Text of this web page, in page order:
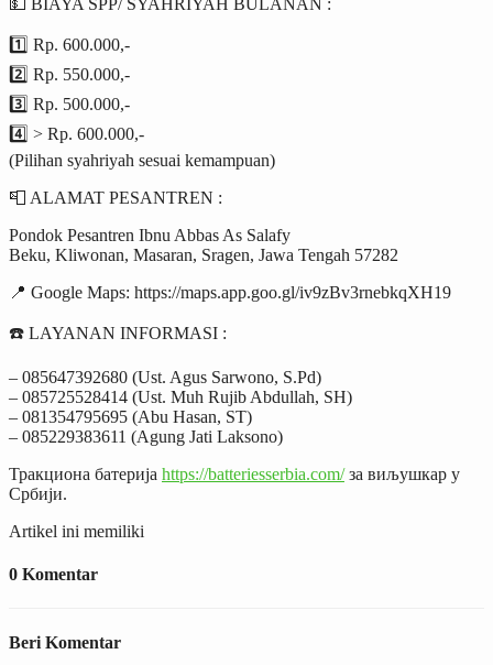
1️⃣ Rp. 600.000,-
2️⃣ Rp. 550.000,-
3️⃣ Rp. 500.000,-
4️⃣ > Rp. 600.000,-
(Pilihan syahriyah sesuai kemampuan)
📮 ALAMAT PESANTREN :
Pondok Pesantren Ibnu Abbas As Salafy
Beku, Kliwonan, Masaran, Sragen, Jawa Tengah 57282
📍 Google Maps: https://maps.app.goo.gl/iv9zBv3rnebkqXH19
☎️ LAYANAN INFORMASI :
– 085647392680 (Ust. Agus Sarwono, S.Pd)
– 085725528414 (Ust. Muh Rujib Abdullah, SH)
– 081354795695 (Abu Hasan, ST)
– 085229383611 (Agung Jati Laksono)
Тракциона батерија https://batteriesserbia.com/за виљушкар у
Србији.
Artikel ini memiliki
0 Komentar
Beri Komentar